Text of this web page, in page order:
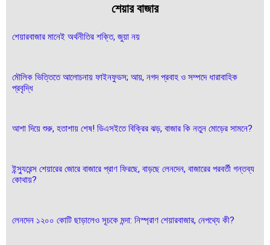
শেয়ার বাজার
শেয়ারবাজার মানেই অর্থনীতির শক্তি, জুয়া নয়
মৌলিক ভিত্তিতে আলোচনায় ফাইনফুডস; আয়, নগদ প্রবাহ ও সম্পদে ধারাবাহিক
প্রবৃদ্ধি
আশা দিয়ে শুরু, হতাশায় শেষ! ডিএসইতে বিক্রির ঝড়, বাজার কি নতুন মোড়ের সামনে?
ইন্স্যুরেন্স শেয়ারের জোরে বাজারে প্রাণ ফিরছে, বাড়ছে লেনদেন, বাজারের পরবর্তী গন্তব্য
কোথায়?
লেনদেন ১২০০ কোটি ছাড়ালেও সূচকে মন্দা: নিস্প্রাণ শেয়ারবাজার, নেপথ্যে কী?